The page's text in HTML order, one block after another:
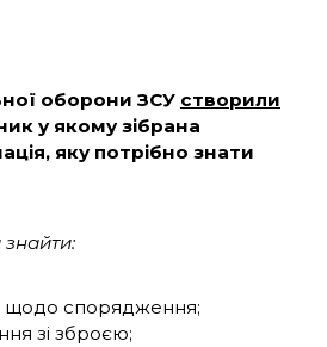
оборони ЗСУ створили
у якому зібрана
яку потрібно знати
щодо спорядження;
зі зброєю;